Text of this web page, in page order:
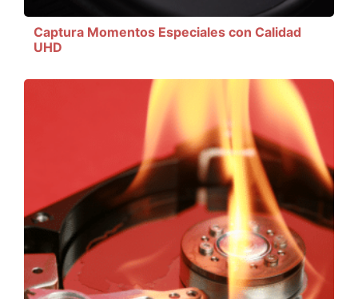
Captura Momentos Especiales con Calidad
UHD